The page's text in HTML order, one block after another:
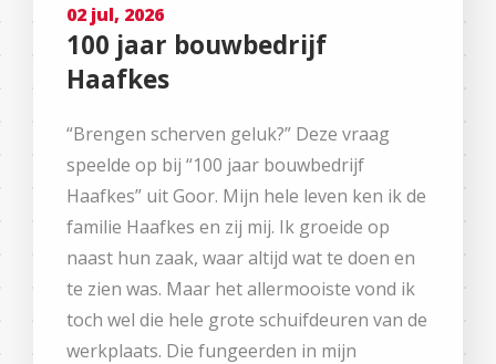
02 jul, 2026
100 jaar bouwbedrijf
Haafkes
“Brengen scherven geluk?” Deze vraag
speelde op bij “100 jaar bouwbedrijf
Haafkes” uit Goor. Mijn hele leven ken ik de
familie Haafkes en zij mij. Ik groeide op
naast hun zaak, waar altijd wat te doen en
te zien was. Maar het allermooiste vond ik
toch wel die hele grote schuifdeuren van de
werkplaats. Die fungeerden in mijn